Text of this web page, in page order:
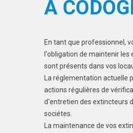
À
En tant que professionnel,
l'obligation de maintenir les
sont présents dans vos
La réglementation actuelle
actions régulières de
d'entretien des extincteurs
sociétes.
La maintenance de vos